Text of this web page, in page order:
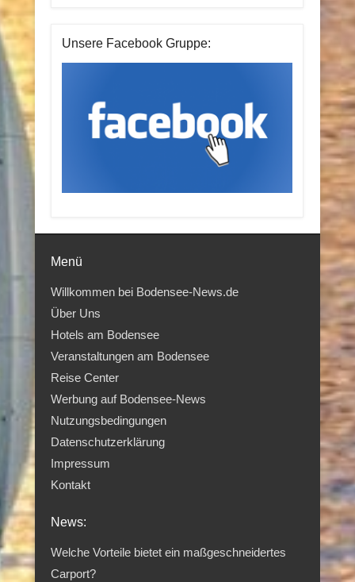
Unsere Facebook Gruppe:
Menü
Willkommen bei Bodensee-News.de
Über Uns
Hotels am Bodensee
Veranstaltungen am Bodensee
Reise Center
Werbung auf Bodensee-News
Nutzungsbedingungen
Datenschutzerklärung
Impressum
Kontakt
News:
Welche Vorteile bietet ein maßgeschneidertes
Carport?